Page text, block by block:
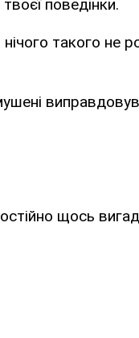
поведінки.
такого не
щось